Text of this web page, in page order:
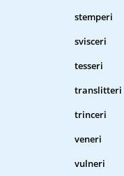
stemperi
svisceri
tesseri
translitteri
trinceri
veneri
vulneri